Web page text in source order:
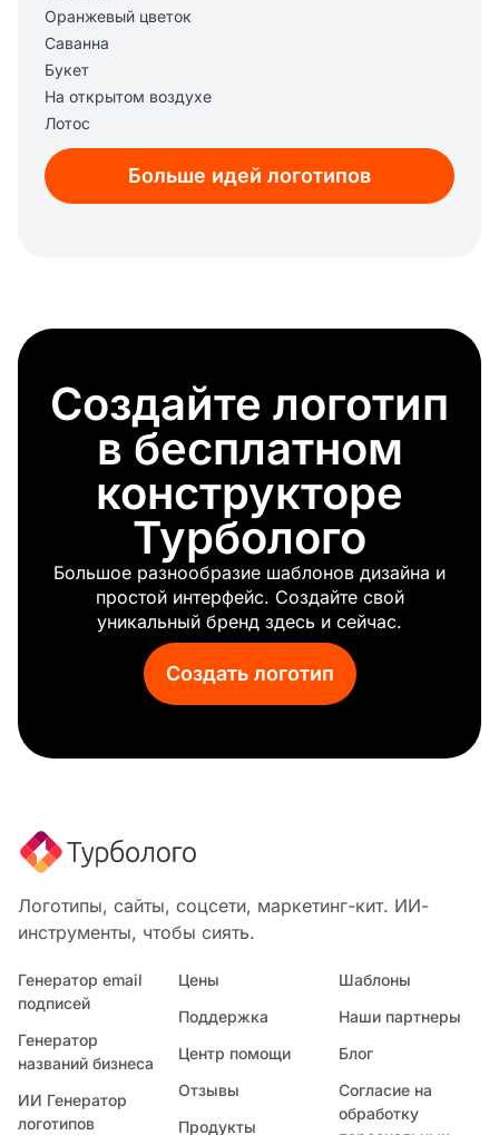
Оранжевый цветок
Саванна
Букет
На открытом воздухе
Лотос
Ночь
Кальян
Энергия
Гора
Красный лист
Капля
Колосья пшеницы
Питьевая вода
Водопад
Циклон
Оливковый лист
Маргаритка
Экологически чистый
Подводный
Пламя
Цветы
Айсберг
Больше идей логотипов
Создайте логотип
в бесплатном
конструкторе
Турболого
Большое разнообразие шаблонов дизайна и
простой интерфейс. Создайте свой
уникальный бренд здесь и сейчас.
Создать логотип
Логотипы, сайты, соцсети, маркетинг-кит. ИИ-
инструменты, чтобы сиять.
Генератор email
подписей
Генератор
названий бизнеса
ИИ Генератор
логотипов
Цены
Поддержка
Центр помощи
Отзывы
Продукты
Шаблоны
Наши партнеры
Блог
Согласие на
обработку